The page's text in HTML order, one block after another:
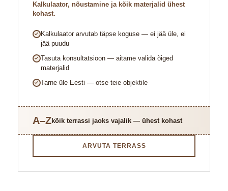
Kalkulaator, nõustamine ja kõik materjalid ühest
kohast.
Kalkulaator arvutab täpse koguse — ei jää üle, ei
jää puudu
Tasuta konsultatsioon — aitame valida õiged
materjalid
Tarne üle Eesti — otse teie objektile
A–Zkõik terrassi jaoks vajalik — ühest kohast
ARVUTA TERRASS